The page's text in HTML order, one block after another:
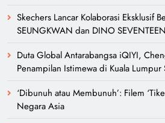
Skechers Lancar Kolaborasi Eksklusif
SEUNGKWAN dan DINO SEVENTEEN
Duta Global Antarabangsa iQIYI,
Penampilan Istimewa di Kuala
‘Dibunuh atau Membunuh’: Filem
Negara Asia